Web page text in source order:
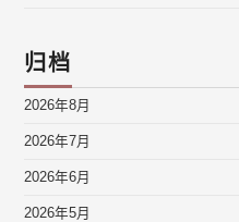
归档
2026年8月
2026年7月
2026年6月
2026年5月